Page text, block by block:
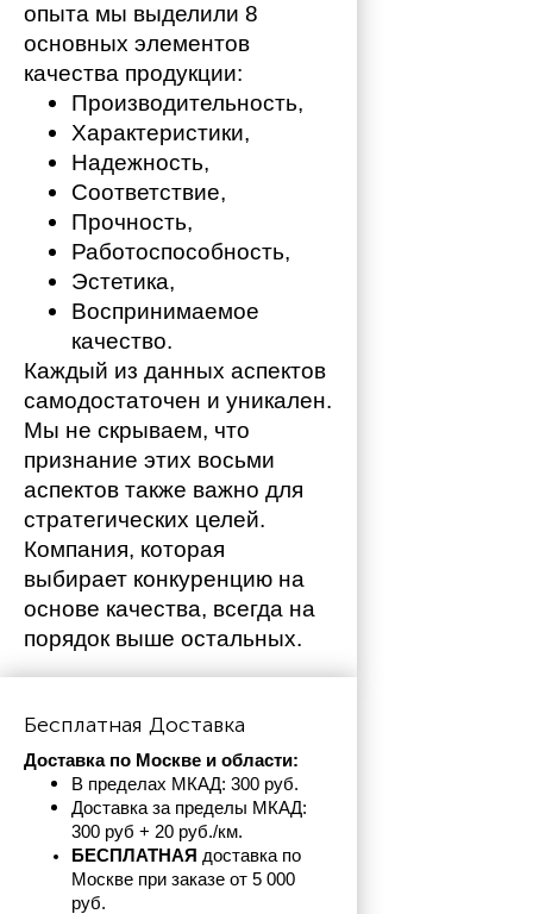
опыта мы выделили 8
основных элементов
качества продукции:
Производительность,
Характеристики,
Надежность,
Соответствие,
Прочность,
Работоспособность,
Эстетика,
Воспринимаемое
качество.
Каждый из данных аспектов
самодостаточен и уникален.
Мы не скрываем, что
признание этих восьми
аспектов также важно для
стратегических целей.
Компания, которая
выбирает конкуренцию на
основе качества, всегда на
порядок выше остальных.
Бесплатная Доставка
Доставка по Москве и области:
В пределах МКАД: 300 руб.
Доставка за пределы МКАД:
300 руб + 20 руб./км.
БЕСПЛАТНАЯ доставка по
Москве при заказе от 5 000
руб.